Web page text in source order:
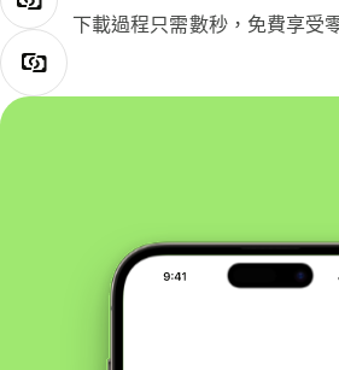
下載過程只需數秒，免費享受